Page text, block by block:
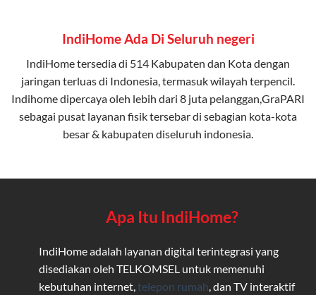
IndiHome Ada Di Seluruh negeri
IndiHome tersedia di 514 Kabupaten dan Kota dengan
jaringan terluas di Indonesia, termasuk wilayah terpencil.
Indihome dipercaya oleh lebih dari 8 juta pelanggan,GraPARI
sebagai pusat layanan fisik tersebar di sebagian kota-kota
besar & kabupaten diseluruh indonesia.
Apa Itu IndiHome?
IndiHome adalah layanan digital terintegrasi yang
disediakan oleh TELKOMSEL untuk memenuhi
kebutuhan internet, telepon rumah , dan TV interaktif